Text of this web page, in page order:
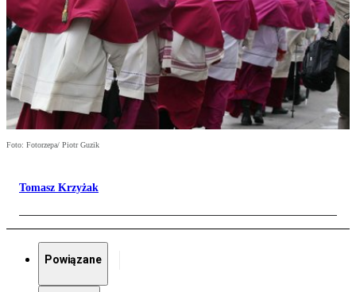
Foto: Fotorzepa/ Piotr Guzik
Tomasz Krzyżak
Powiązane